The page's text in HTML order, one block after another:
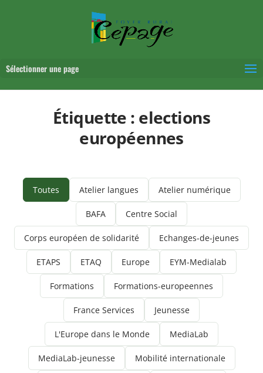
Sélectionner une page
Étiquette : elections
européennes
Toutes Atelier langues Atelier numérique
BAFA Centre Social
Corps européen de solidarité Echanges-de-jeunes
ETAPS ETAQ Europe EYM-Medialab
Formations Formations-europeennes
France Services Jeunesse
L'Europe dans le Monde MediaLab
MediaLab-jeunesse Mobilité internationale